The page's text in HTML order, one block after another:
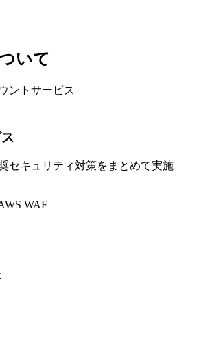
いて
セキュリティ対策をまとめて実施